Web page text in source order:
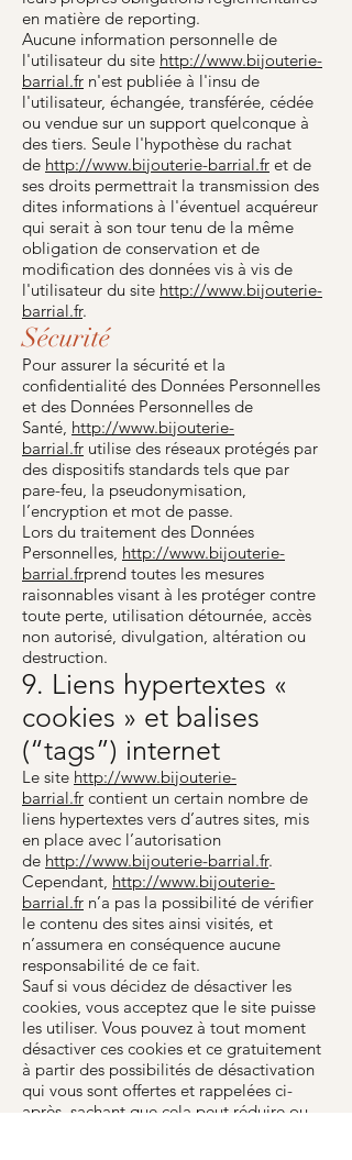
en matière de reporting.
Aucune information personnelle de
l'utilisateur du site http://www.bijouterie-
barrial.fr n'est publiée à l'insu de
l'utilisateur, échangée, transférée, cédée
ou vendue sur un support quelconque à
des tiers. Seule l'hypothèse du rachat
de http://www.bijouterie-barrial.fr et de
ses droits permettrait la transmission des
dites informations à l'éventuel acquéreur
qui serait à son tour tenu de la même
obligation de conservation et de
modification des données vis à vis de
l'utilisateur du site http://www.bijouterie-
barrial.fr.
Sécurité
Pour assurer la sécurité et la
confidentialité des Données Personnelles
et des Données Personnelles de
Santé, http://www.bijouterie-
barrial.fr utilise des réseaux protégés par
des dispositifs standards tels que par
pare-feu, la pseudonymisation,
l’encryption et mot de passe.
Lors du traitement des Données
Personnelles, http://www.bijouterie-
barrial.frprend toutes les mesures
raisonnables visant à les protéger contre
toute perte, utilisation détournée, accès
non autorisé, divulgation, altération ou
destruction.
9. Liens hypertextes «
cookies » et balises
(“tags”) internet
Le site http://www.bijouterie-
barrial.fr contient un certain nombre de
liens hypertextes vers d’autres sites, mis
en place avec l’autorisation
de http://www.bijouterie-barrial.fr.
Cependant, http://www.bijouterie-
barrial.fr n’a pas la possibilité de vérifier
le contenu des sites ainsi visités, et
n’assumera en conséquence aucune
responsabilité de ce fait.
Sauf si vous décidez de désactiver les
cookies, vous acceptez que le site puisse
les utiliser. Vous pouvez à tout moment
désactiver ces cookies et ce gratuitement
à partir des possibilités de désactivation
qui vous sont offertes et rappelées ci-
après, sachant que cela peut réduire ou